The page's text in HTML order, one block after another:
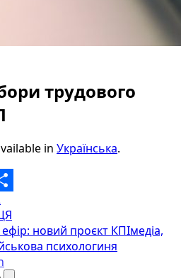
трудового
in Українська.
новий проєкт КПІмедіа,
психологиня